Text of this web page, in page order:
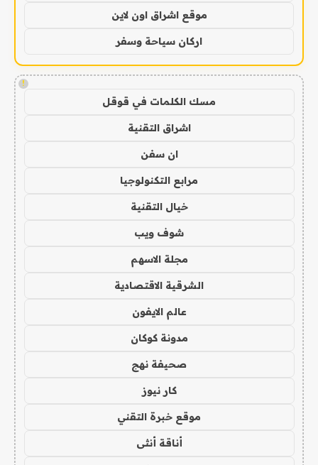
موقع اشراق اون لاين
اركان سياحة وسفر
!
مسك الكلمات في قوقل
اشراق التقنية
ان سفن
مرابع التكنولوجيا
خيال التقنية
شوف ويب
مجلة الاسهم
الشرقية الاقتصادية
عالم الايفون
مدونة كوكان
صحيفة نهج
كار نيوز
موقع خبرة التقني
أناقة أنثى